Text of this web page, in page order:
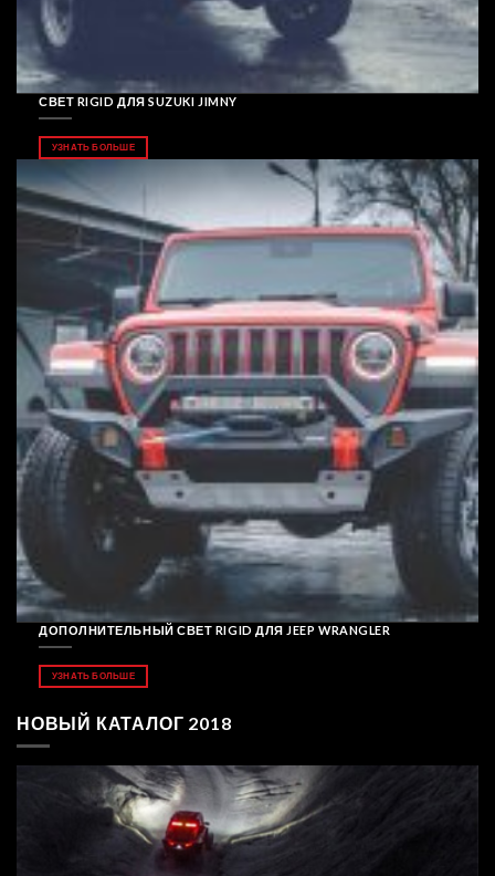
СВЕТ RIGID ДЛЯ SUZUKI JIMNY
УЗНАТЬ БОЛЬШЕ
ДОПОЛНИТЕЛЬНЫЙ СВЕТ RIGID ДЛЯ JEEP WRANGLER
УЗНАТЬ БОЛЬШЕ
НОВЫЙ КАТАЛОГ 2018